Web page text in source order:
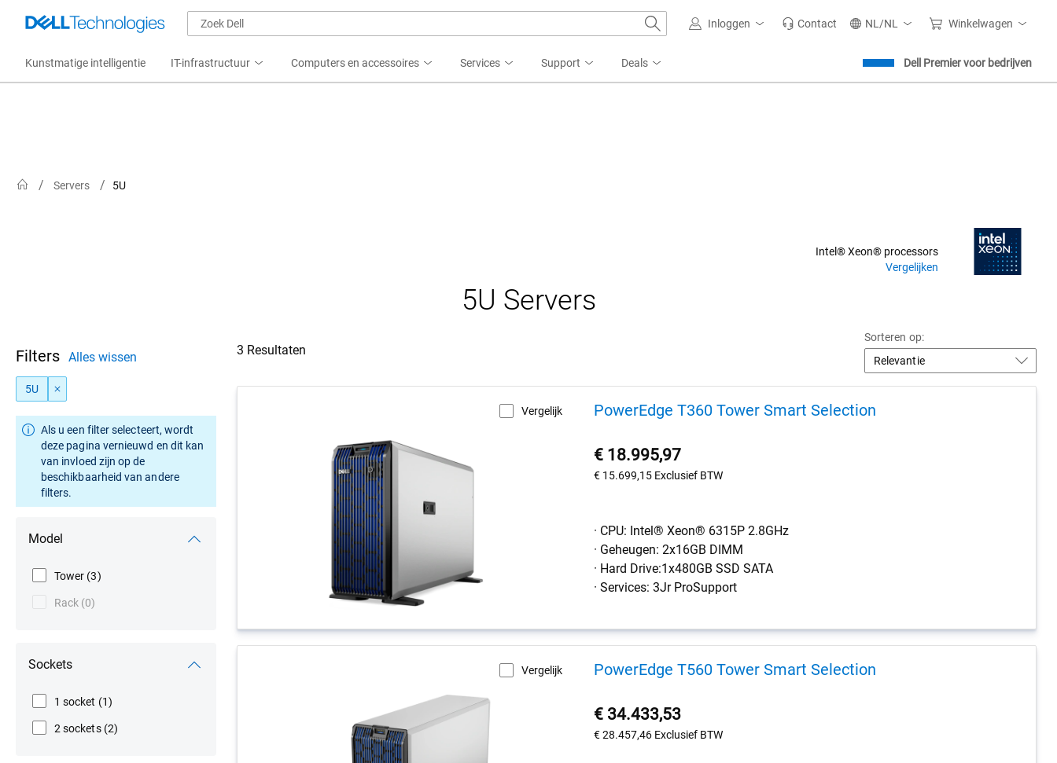
Inloggen Contact NL/NL Winkelwagen
Kunstmatige intelligentie IT-infrastructuur Computers en accessoires Services Support Deals Dell Premier voor bedrijven
Servers 5U
Intel® Xeon® processors
Vergelijken
5U Servers
Filters Alles wissen
5U
Als u een filter selecteert, wordt
deze pagina vernieuwd en dit kan
van invloed zijn op de
beschikbaarheid van andere
filters.
Model
Tower (3)
Rack (0)
Sockets
1 socket (1)
2 sockets (2)
3 Resultaten
Sorteren op:
Vergelijk PowerEdge T360 Tower Smart Selection
€ 18.995,97
€ 15.699,15 Exclusief BTW
· CPU: Intel® Xeon® 6315P 2.8GHz
· Geheugen: 2x16GB DIMM
· Hard Drive:1x480GB SSD SATA
· Services: 3Jr ProSupport
Vergelijk PowerEdge T560 Tower Smart Selection
€ 34.433,53
€ 28.457,46 Exclusief BTW